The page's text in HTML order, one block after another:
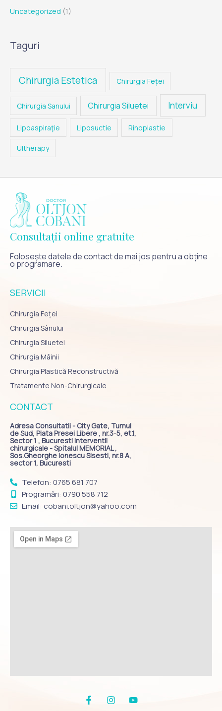
Uncategorized (1)
Taguri
Chirurgia Estetica Chirurgia Feței
Chirurgia Sanului Chirurgia Siluetei Interviu
Lipoaspiraţie Liposuctie Rinoplastie
Ultherapy
Consultații online gratuite
Folosește datele de contact de mai jos pentru a obține
o programare.
SERVICII
Chirurgia Feței
Chirurgia Sânului
Chirurgia Siluetei
Chirurgia Mâinii
Chirurgia Plastică Reconstructivă
Tratamente Non-Chirurgicale
CONTACT
Adresa Consultatii - City Gate, Turnul
de Sud, Piata Presei Libere , nr.3-5, et.1,
Sector 1 , Bucuresti Interventii
chirurgicale - Spitalul MEMORIAL ,
Sos.Gheorghe Ionescu Sisesti, nr.8 A,
sector 1, Bucuresti
Telefon: 0765 681 707
Programări: 0790 558 712
Email: cobani.oltjon@yahoo.com
F
c
e
I
s
t
Y
u
t